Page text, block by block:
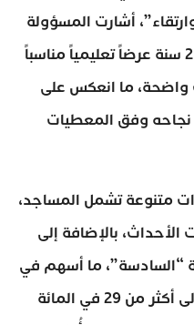
أشارت المسؤولة
إلى أن البرنامج قدم على مدى 25 سنة عرضاً تعليمياً مناسباً
ما انعكس على
نجاحه وفق المعطيات
متنوعة تشمل المساجد،
بالإضافة إلى
“السادسة”، ما أسهم في
تخفيض معدل الأمية بالمغرب إلى أكثر من 29 في المائة